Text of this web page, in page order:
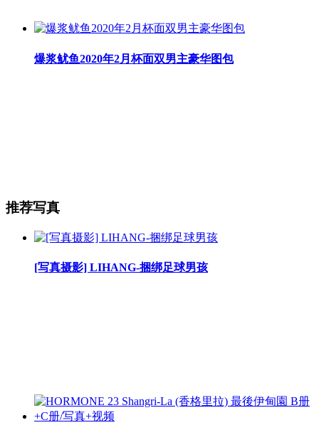
爆浆鱿鱼2020年2月杯面双男主豪华图包
推荐写真
[写真摄影] LIHANG-捆绑足球男孩